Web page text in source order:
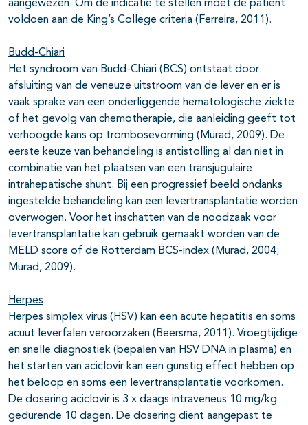
aangewezen. Om de indicatie te stellen moet de patiënt
voldoen aan de King’s College criteria (Ferreira, 2011).
Budd-Chiari
Het syndroom van Budd-Chiari (BCS) ontstaat door
afsluiting van de veneuze uitstroom van de lever en er is
vaak sprake van een onderliggende hematologische ziekte
of het gevolg van chemotherapie, die aanleiding geeft tot
verhoogde kans op trombosevorming (Murad, 2009). De
eerste keuze van behandeling is antistolling al dan niet in
combinatie van het plaatsen van een transjugulaire
intrahepatische shunt. Bij een progressief beeld ondanks
ingestelde behandeling kan een levertransplantatie worden
overwogen. Voor het inschatten van de noodzaak voor
levertransplantatie kan gebruik gemaakt worden van de
MELD score of de Rotterdam BCS-index (Murad, 2004;
Murad, 2009).
Herpes
Herpes simplex virus (HSV) kan een acute hepatitis en soms
acuut leverfalen veroorzaken (Beersma, 2011). Vroegtijdige
en snelle diagnostiek (bepalen van HSV DNA in plasma) en
het starten van aciclovir kan een gunstig effect hebben op
het beloop en soms een levertransplantatie voorkomen.
De dosering aciclovir is 3 x daags intraveneus 10 mg/kg
gedurende 10 dagen. De dosering dient aangepast te